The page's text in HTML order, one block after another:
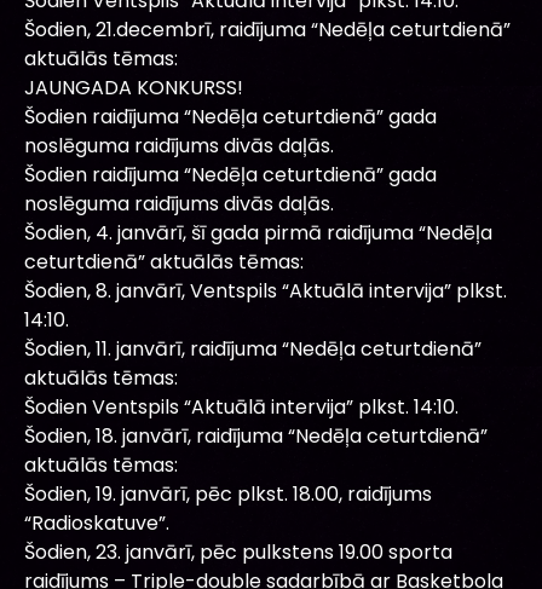
Šodien, 21.decembrī, raidījuma “Nedēļa ceturtdienā”
aktuālās tēmas:
JAUNGADA KONKURSS!
Šodien raidījuma “Nedēļa ceturtdienā” gada
noslēguma raidījums divās daļās.
Šodien raidījuma “Nedēļa ceturtdienā” gada
noslēguma raidījums divās daļās.
Šodien, 4. janvārī, šī gada pirmā raidījuma “Nedēļa
ceturtdienā” aktuālās tēmas:
Šodien, 8. janvārī, Ventspils “Aktuālā intervija” plkst.
14:10.
Šodien, 11. janvārī, raidījuma “Nedēļa ceturtdienā”
aktuālās tēmas:
Šodien Ventspils “Aktuālā intervija” plkst. 14:10.
Šodien, 18. janvārī, raidījuma “Nedēļa ceturtdienā”
aktuālās tēmas:
Šodien, 19. janvārī, pēc plkst. 18.00, raidījums
“Radioskatuve”.
Šodien, 23. janvārī, pēc pulkstens 19.00 sporta
raidījums – Triple-double sadarbībā ar Basketbola